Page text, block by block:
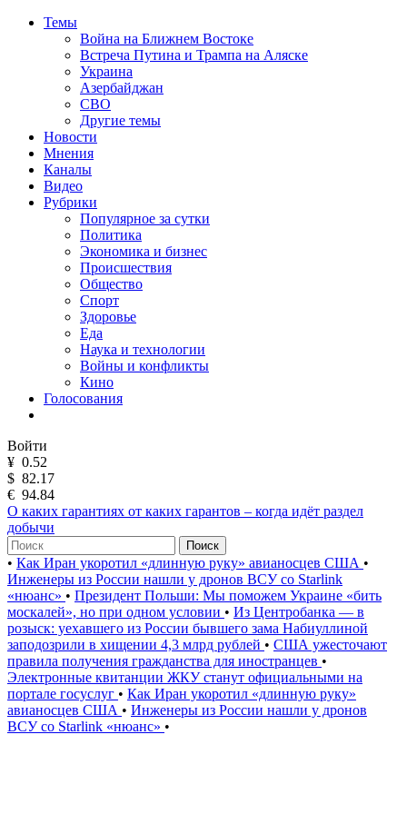
Темы
Война на Ближнем Востоке
Встреча Путина и Трампа на Аляске
Украина
Азербайджан
СВО
Другие темы
Новости
Мнения
Каналы
Видео
Рубрики
Популярное за сутки
Политика
Экономика и бизнес
Происшествия
Общество
Спорт
Здоровье
Еда
Наука и технологии
Войны и конфликты
Кино
Голосования
Войти
¥ 0.52
$ 82.17
€ 94.84
О каких гарантиях от каких гарантов – когда идёт раздел
добычи
Поиск
• Как Иран укоротил «длинную руку» авианосцев США •
Инженеры из России нашли у дронов ВСУ со Starlink
«нюанс» • Президент Польши: Мы поможем Украине «бить
москалей», но при одном условии • Из Центробанка — в
розыск: уехавшего из России бывшего зама Набиуллиной
заподозрили в хищении 4,3 млрд рублей • США ужесточают
правила получения гражданства для иностранцев •
Электронные квитанции ЖКУ станут официальными на
портале госуслуг • Как Иран укоротил «длинную руку»
авианосцев США • Инженеры из России нашли у дронов
ВСУ со Starlink «нюанс» •